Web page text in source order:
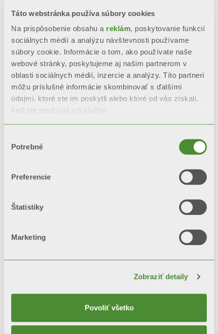
Táto webstránka používa súbory cookies
Na prispôsobenie obsahu a reklám, poskytovanie funkcií
sociálnych médií a analýzu návštevnosti používame
súbory cookie. Informácie o tom, ako používate naše
webové stránky, poskytujeme aj našim partnerom v
oblasti sociálnych médií, inzercie a analýzy. Títo partneri
môžu príslušné informácie skombinovať s ďalšími
údajmi, ktoré ste im poskytli alebo ktoré od vás získali,
keď ste používali ich služby.
súhlasu
Potrebné
Preferencie
Štatistiky
Marketing
Zobraziť detaily
Povoliť všetko
TRIBECA